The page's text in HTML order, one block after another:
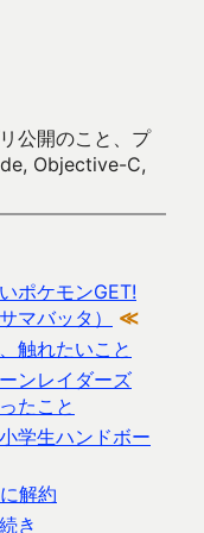
公開のこと、プ
Objective-C,
ポケモンGET!
マバッタ）
≪
触れたいこと
ンレイダーズ
たこと
学生ハンドボー
解約
き